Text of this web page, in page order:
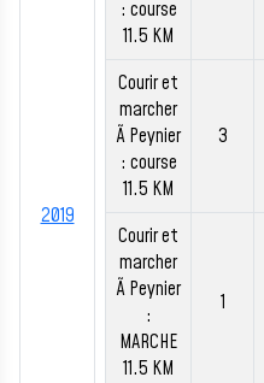
2019
: course
11.5 KM
Courir et
marcher
Ã Peynier
: course
11.5 KM
3
Courir et
marcher
Ã Peynier
:
MARCHE
11.5 KM
1